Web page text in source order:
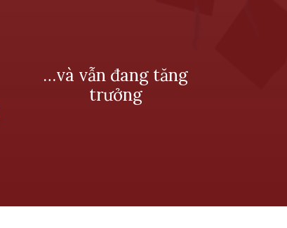
…và vẫn đang tăng
trưởng